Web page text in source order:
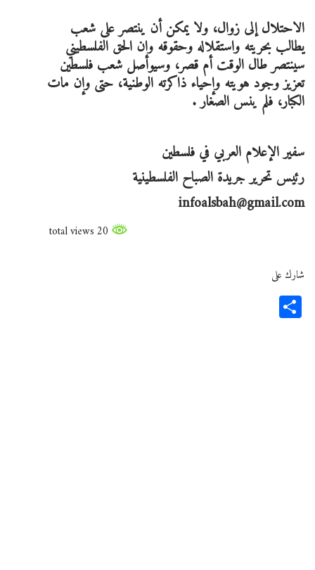
الاحتلال إلى زوال، ولا يمكن أن ينتصر على شعب
يطالب بحريته واستقلاله وحقوقه وإن الحق الفلسطيني
سينتصر طال الوقت أم قصر، وسيواصل شعب فلسطين
تعزيز وجود هويته وإحياء ذاكرته الوطنية، حتى وإن مات
الكبار، فلم ينس الصغار .
سفير الإعلام العربي في فلسطين
رئيس تحرير جريدة الصباح الفلسطينية
infoalsbah@gmail.com
شارك على